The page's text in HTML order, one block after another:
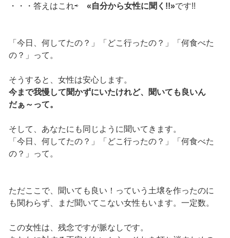
・・・答えはこれ⇨ «自分から女性に聞く!!»です!!
「今日、何してたの？」「どこ行ったの？」「何食べた
の？」って。
そうすると、女性は安心します。
今まで我慢して聞かずにいたけれど、聞いても良いん
だぁ～って。
そして、あなたにも同じように聞いてきます。
「今日、何してたの？」「どこ行ったの？」「何食べた
の？」って。
ただここで、聞いても良い！っていう土壌を作ったのに
も関わらず、まだ聞いてこない女性もいます。一定数。
この女性は、残念ですが脈なしです。